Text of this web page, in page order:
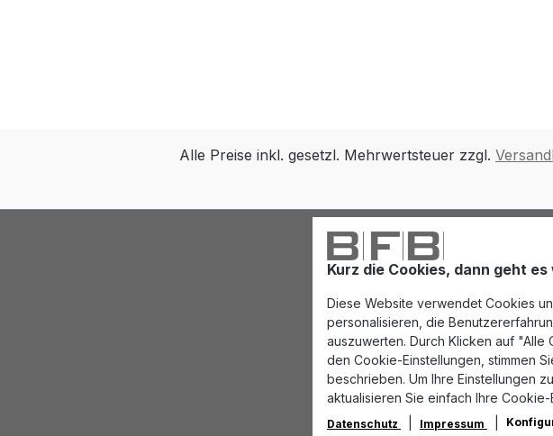
Kurz die Cookies, dann geht
Diese Website verwendet Cookies
personalisieren, die
auszuwerten. Durch Klicken auf
den Cookie-Einstellungen, stimmen
beschrieben. Um Ihre Einstellungen
aktualisieren Sie einfach Ihre Cookie-
Datenschutz Impressum
Alle Preise inkl. gesetzl. Mehrwertsteuer zzgl.